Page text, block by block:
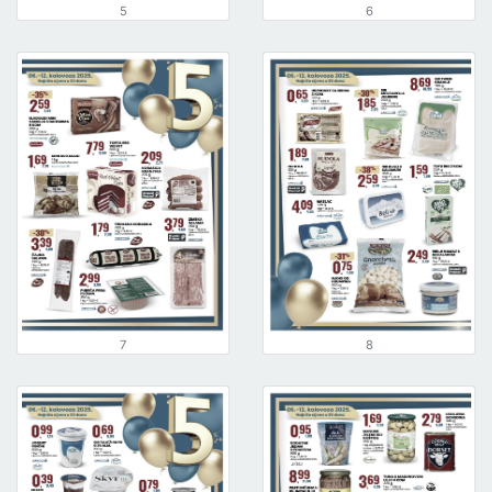
5 6
7 8